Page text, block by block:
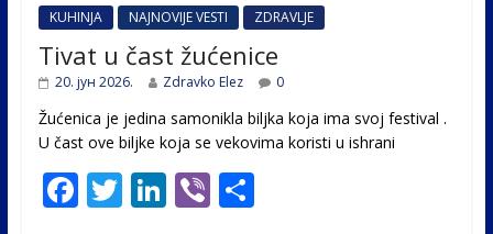
KUHINJA NAJNOVIJE VESTI ZDRAVLJE
Tivat u čast žućenice
20. јун 2026. Zdravko Elez 0
Žućenica je jedina samonikla biljka koja ima svoj festival .
U čast ovе biljke koja se vekovima koristi u ishrani
F T Li Vi S